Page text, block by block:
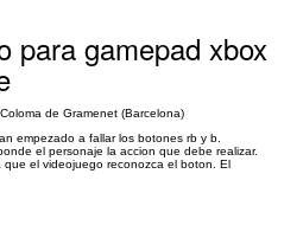
para gamepad xbox
de Gramenet (Barcelona)
empezado a fallar los botones rb y b.
el personaje la accion que debe realizar.
el videojuego reconozca el boton. El